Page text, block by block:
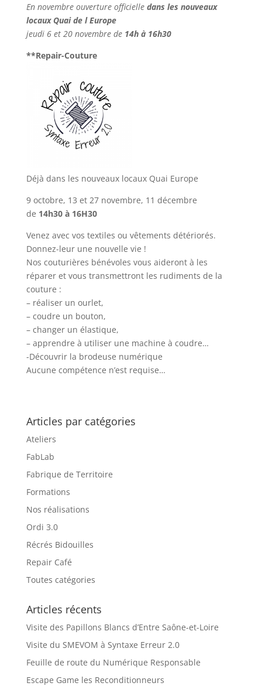
En novembre ouverture officielle dans les nouveaux
locaux Quai de l Europe
jeudi 6 et 20 novembre de 14h à 16h30
**Repair-Couture
Déjà dans les nouveaux locaux Quai Europe
9 octobre, 13 et 27 novembre, 11 décembre
de 14h30 à 16H30
Venez avec vos textiles ou vêtements détériorés.
Donnez-leur une nouvelle vie !
Nos couturières bénévoles vous aideront à les
réparer et vous transmettront les rudiments de la
couture :
– réaliser un ourlet,
– coudre un bouton,
– changer un élastique,
– apprendre à utiliser une machine à coudre…
-Découvrir la brodeuse numérique
Aucune compétence n’est requise…
Articles par catégories
Ateliers
FabLab
Fabrique de Territoire
Formations
Nos réalisations
Ordi 3.0
Récrés Bidouilles
Repair Café
Toutes catégories
Articles récents
Visite des Papillons Blancs d’Entre Saône-et-Loire
Visite du SMEVOM à Syntaxe Erreur 2.0
Feuille de route du Numérique Responsable
Escape Game les Reconditionneurs